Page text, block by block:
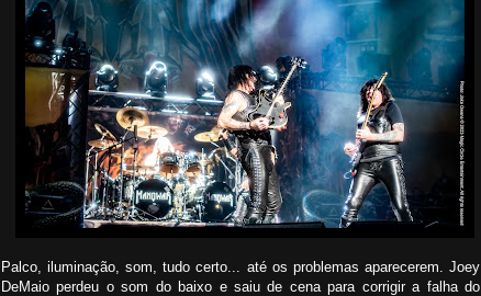
Palco, iluminação, som, tudo certo... até os problemas aparecerem. Joey
DeMaio perdeu o som do baixo e saiu de cena para corrigir a falha do